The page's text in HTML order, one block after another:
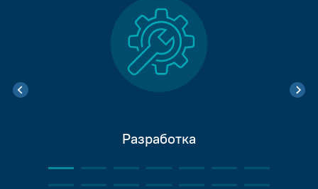
Разработка